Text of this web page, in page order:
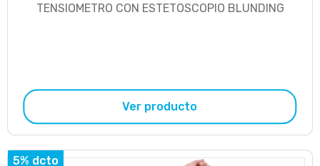
TENSIOMETRO CON ESTETOSCOPIO BLUNDING
Ver producto
5% dcto